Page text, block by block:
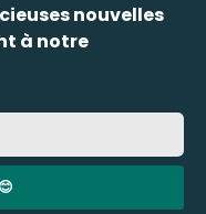
nouvelles
à notre